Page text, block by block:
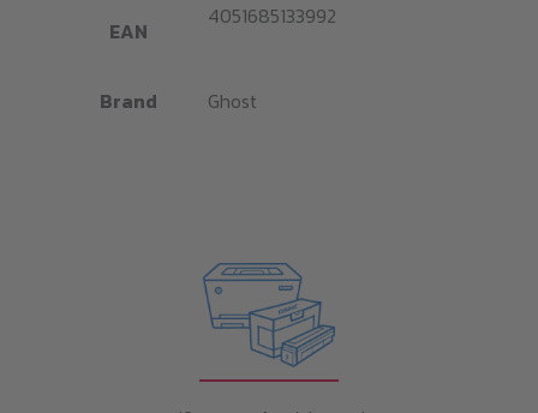
EAN
4051685133992
Brand Ghost